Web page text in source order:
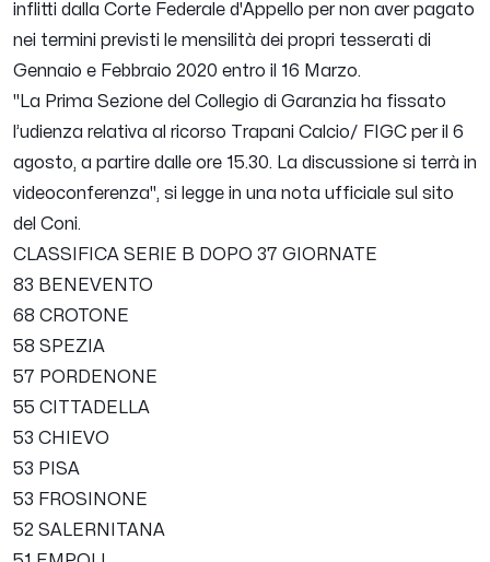
inflitti dalla Corte Federale d'Appello per non aver pagato
nei termini previsti le mensilità dei propri tesserati di
Gennaio e Febbraio 2020 entro il 16 Marzo.
"La Prima Sezione del Collegio di Garanzia ha fissato
l’udienza relativa al ricorso Trapani Calcio/ FIGC per il 6
agosto, a partire dalle ore 15.30. La discussione si terrà in
videoconferenza", si legge in una nota ufficiale sul sito
del Coni.
CLASSIFICA SERIE B DOPO 37 GIORNATE
83 BENEVENTO
68 CROTONE
58 SPEZIA
57 PORDENONE
55 CITTADELLA
53 CHIEVO
53 PISA
53 FROSINONE
52 SALERNITANA